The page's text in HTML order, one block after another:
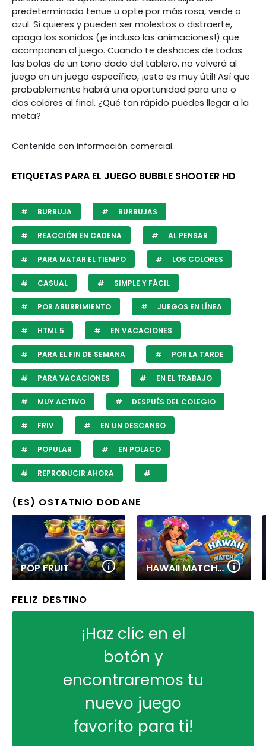
predeterminado tenue u opte por más rosa, verde o
azul. Si quieres y pueden ser molestos o distraerte,
apaga los sonidos (¡e incluso las animaciones!) que
acompañan al juego. Cuando te deshaces de todas
las bolas de un tono dado del tablero, no volverá al
juego en un juego específico, ¡esto es muy útil! Así que
probablemente habrá una oportunidad para uno o
dos colores al final. ¿Qué tan rápido puedes llegar a la
meta?
Contenido con información comercial.
ETIQUETAS PARA EL JUEGO BUBBLE SHOOTER HD
BURBUJA BURBUJAS
REACCIÓN EN CADENA AL PENSAR
PARA MATAR EL TIEMPO LOS COLORES
CASUAL SIMPLE Y FÁCIL
POR ABURRIMIENTO JUEGOS EN LÍNEA
HTML 5 EN VACACIONES
PARA EL FIN DE SEMANA POR LA TARDE
PARA VACACIONES EN EL TRABAJO
MUY ACTIVO DESPUÉS DEL COLEGIO
FRIV EN UN DESCANSO
POPULAR EN POLACO
REPRODUCIR AHORA
(ES) OSTATNIO DODANE
POP FRUIT HAWAII MATCH 6
FELIZ DESTINO
¡Haz clic en el
botón y
encontraremos tu
nuevo juego
favorito para ti!